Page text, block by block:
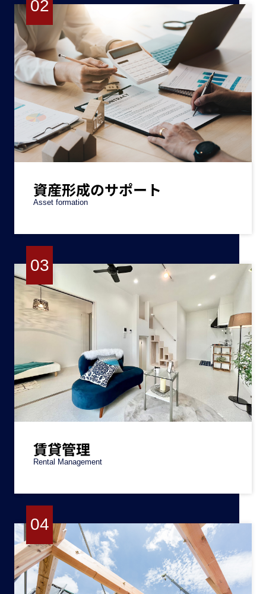
資産形成のサポート
Asset formation
賃貸管理
Rental Management